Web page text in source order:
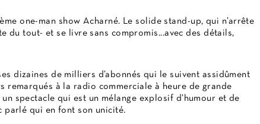
one-man show Acharné. Le solide stand-up, qui n’arrête
du tout- et se livre sans compromis...avec des détails,
dizaines de milliers d’abonnés qui le suivent assidûment
remarqués à la radio commerciale à heure de grande
spectacle qui est un mélange explosif d’humour et de
parlé qui en font son unicité.